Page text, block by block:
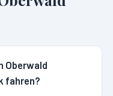
Oberwald
fahren?